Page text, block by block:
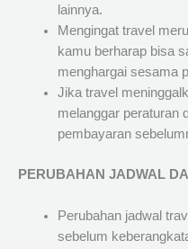
lainnya.
Mengingat travel
kamu berharap bisa
menghargai sesama
Jika travel
melanggar peraturan
pembayaran
PERUBAHAN JADWAL
Perubahan jadwal
sebelum